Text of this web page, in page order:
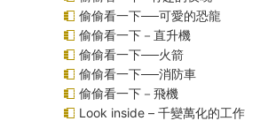
偷偷看一下──可愛的恐龍
偷偷看一下－直升機
偷偷看一下──火箭
偷偷看一下──消防車
偷偷看一下－飛機
Look inside – 千變萬化的工作